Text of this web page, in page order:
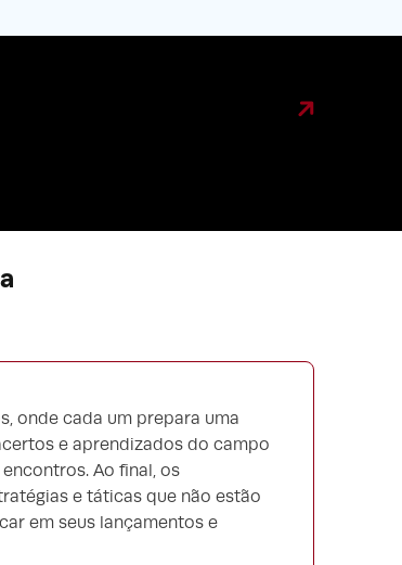
onde cada um prepara uma
e aprendizados do campo
Ao final, os
e táticas que não estão
em seus lançamentos e